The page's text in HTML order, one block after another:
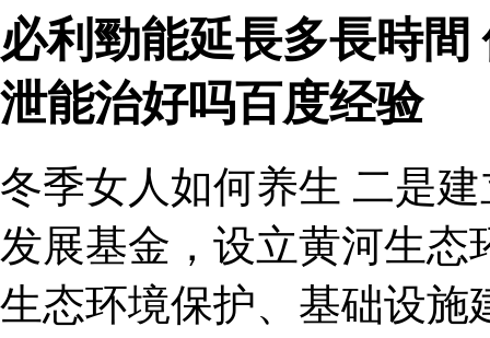
必利勁能延長多長時
泄能治好吗百度经验
冬季女人如何养生 二是
发展基金，设立黄河生
生态环境保护、基础设施